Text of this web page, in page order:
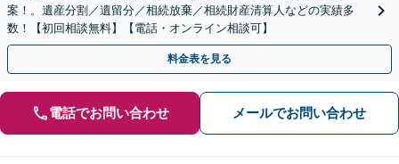
案！。遺産分割／遺留分／相続放棄／相続財産清算人などの実績多
数！【初回相談無料】【電話・オンライン相談可】
料金表を見る
電話でお問い合わせ メールでお問い合わせ